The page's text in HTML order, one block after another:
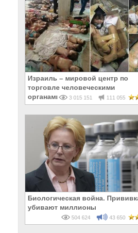
Израиль – мировой центр по
торговле человеческими
органами
3 015 151 111 055
Биологическая война.
убивают миллионы
504 624 43 650